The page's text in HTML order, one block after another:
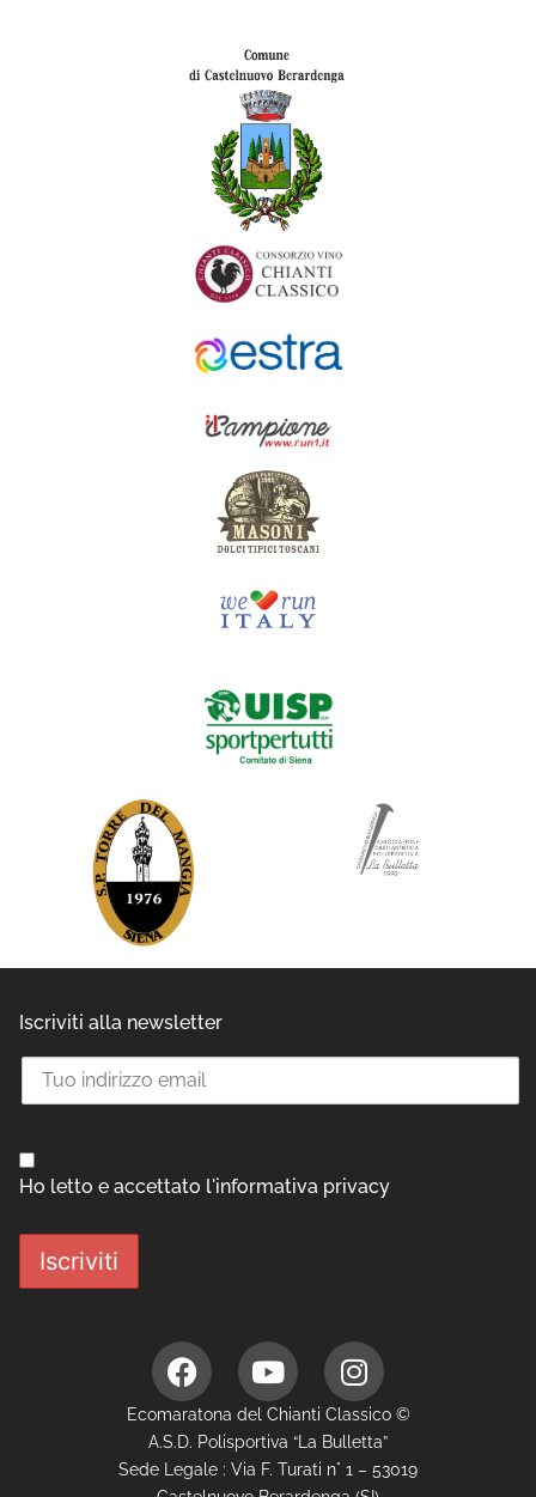
Iscriviti alla newsletter
Ho letto e accettato l'informativa privacy
Ecomaratona del Chianti Classico ©
A.S.D. Polisportiva “La Bulletta”
Sede Legale : Via F. Turati n° 1 – 53019